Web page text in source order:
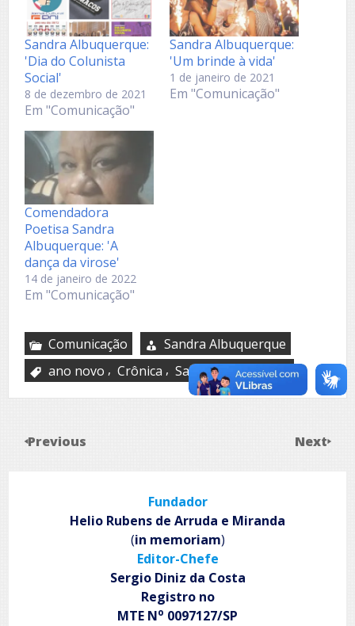
Sandra Albuquerque:
'Dia do Colunista
Social'
8 de dezembro de 2021
Em "Comunicação"
Sandra Albuquerque:
'Um brinde à vida'
1 de janeiro de 2021
Em "Comunicação"
Comendadora
Poetisa Sandra
Albuquerque: 'A
dança da virose'
14 de janeiro de 2022
Em "Comunicação"
Comunicação
Sandra Albuquerque
ano novo , Crônica , Sadra Albuquerque
Previous Next
Fundador
Helio Rubens de Arruda e Miranda
(in memoriam)
Editor-Chefe
Sergio Diniz da Costa
Registro no
MTE No 0097127/SP